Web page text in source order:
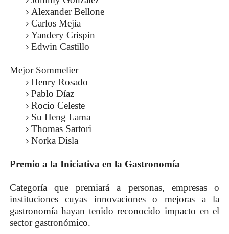
Alexander Bellone
Carlos Mejía
Yandery Crispín
Edwin Castillo
Mejor Sommelier
Henry Rosado
Pablo Díaz
Rocío Celeste
Su Heng Lama
Thomas Sartori
Norka Disla
Premio a la Iniciativa en la Gastronomía
Categoría que premiará a personas, empresas o
instituciones cuyas innovaciones o mejoras a la
gastronomía hayan tenido reconocido impacto en el
sector gastronómico.